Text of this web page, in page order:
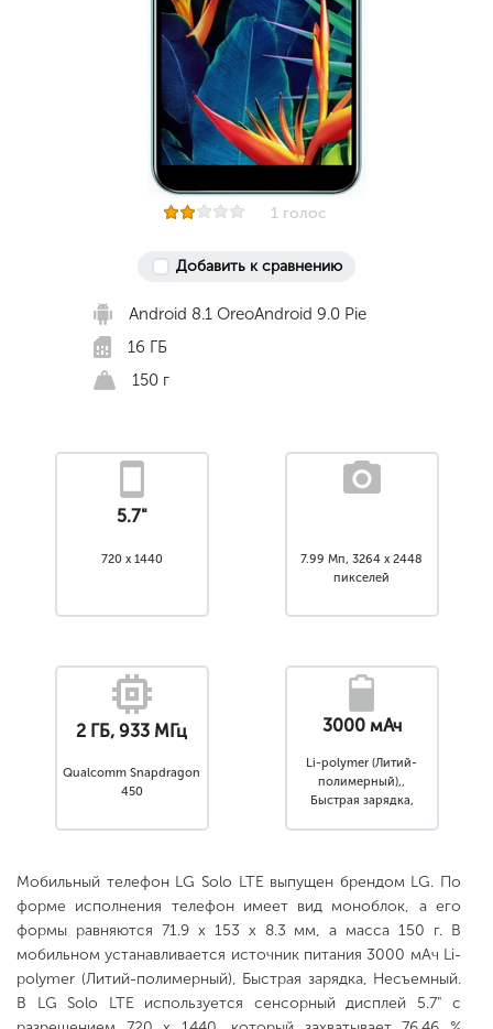
1 голос
Добавить к сравнению
Android 8.1 OreoAndroid 9.0 Pie
16 ГБ
150 г
5.7"
720 x 1440
7.99 Мп, 3264 x 2448
пикселей
2 ГБ, 933 МГц
Qualcomm Snapdragon
450
3000 мАч
Li-polymer (Литий-
полимерный),,
Быстрая зарядка,
Мобильный телефон LG Solo LTE выпущен брендом LG. По
форме исполнения телефон имеет вид моноблок, а его
формы равняются 71.9 x 153 x 8.3 мм, а масса 150 г. В
мобильном устанавливается источник питания 3000 мАч Li-
polymer (Литий-полимерный), Быстрая зарядка, Несъемный.
В LG Solo LTE используется сенсорный дисплей 5.7" с